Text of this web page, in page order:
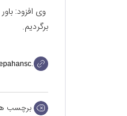
وی افزود:
برگردیم.
برچسب